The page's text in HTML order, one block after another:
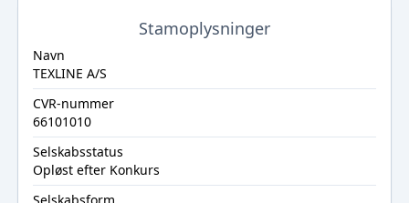
Stamoplysninger
Navn
TEXLINE A/S
CVR-nummer
66101010
Selskabsstatus
Opløst efter Konkurs